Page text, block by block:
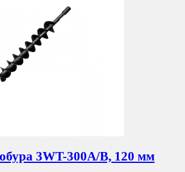
3WT-300A/B, 120 мм